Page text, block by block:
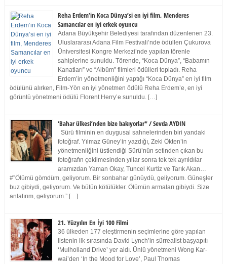
Reha Erdem’in Koca Dünya’si en iyi film, Menderes
Samancılar en iyi erkek oyuncu
Adana Büyükşehir Belediyesi tarafından düzenlenen 23.
Uluslararası Adana Film Festivali’nde ödüllen Çukurova
Üniversitesi Kongre Merkezi’nde yapılan törenle
sahiplerine sunuldu. Törende, “Koca Dünya”, “Babamın
Kanatları” ve “Albüm” filmleri ödülleri topladı. Reha
Erdem’in yönetmenliğini yaptığı “Koca Dünya” en iyi film
ödülünü alırken, Film-Yön en iyi yönetmen ödülü Reha Erdem’e, en iyi
görüntü yönetmeni ödülü Florent Herry’e sunuldu. […]
‘Bahar ülkesi’nden bize bakıyorlar* / Sevda AYDIN
Sürü filminin en duygusal sahnelerinden biri yandaki
fotoğraf. Yılmaz Güney’in yazdığı, Zeki Ökten’in
yönetmenliğini üstlendiği Sürü’nün setinden çıkan bu
fotoğrafın çekilmesinden yıllar sonra tek tek ayrıldılar
aramızdan Yaman Okay, Tuncel Kurtiz ve Tarık Akan…
#”Ölümü gömdüm, geliyorum. Bir sonbahar günüydü, geliyorum. Güneşler
buz gibiydi, geliyorum. Ve bütün kötülükler. Ölümün armaları gibiydi. Size
anlatırım, geliyorum.” […]
21. Yüzyılın En İyi 100 Filmi
36 ülkeden 177 eleştirmenin seçimlerine göre yapılan
listenin ilk sırasında David Lynch’in sürrealist başyapıtı
‘Mulholland Drive’ yer aldı. Ünlü yönetmeni Wong Kar-
wai’den ‘In the Mood for Love’, Paul Thomas